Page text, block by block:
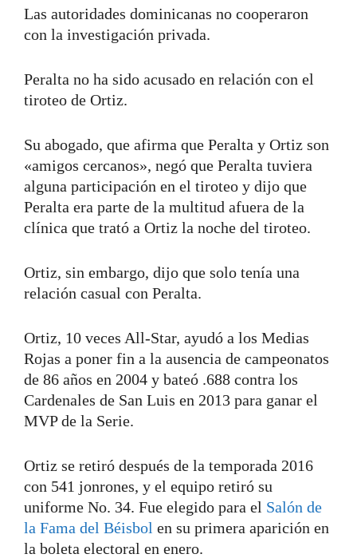
Las autoridades dominicanas no cooperaron
con la investigación privada.
Peralta no ha sido acusado en relación con el
tiroteo de Ortiz.
Su abogado, que afirma que Peralta y Ortiz son
«amigos cercanos», negó que Peralta tuviera
alguna participación en el tiroteo y dijo que
Peralta era parte de la multitud afuera de la
clínica que trató a Ortiz la noche del tiroteo.
Ortiz, sin embargo, dijo que solo tenía una
relación casual con Peralta.
Ortiz, 10 veces All-Star, ayudó a los Medias
Rojas a poner fin a la ausencia de campeonatos
de 86 años en 2004 y bateó .688 contra los
Cardenales de San Luis en 2013 para ganar el
MVP de la Serie.
Ortiz se retiró después de la temporada 2016
con 541 jonrones, y el equipo retiró su
uniforme No. 34. Fue elegido para el Salón de
la Fama del Béisbol en su primera aparición en
la boleta electoral en enero.